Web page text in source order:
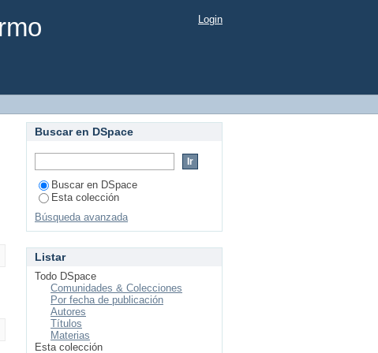
Login
Buscar en DSpace
Buscar en DSpace
Esta colección
Búsqueda avanzada
Listar
Todo DSpace
Comunidades & Colecciones
Por fecha de publicación
Autores
Títulos
Materias
Esta colección